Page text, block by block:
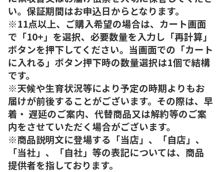
い。保証期間はお申込日からとなります。
※11点以上、ご購入希望の場合は、カート画面
で「10+」を選択、必要数量を入力し「再計算」
ボタンを押下してください。当画面での「カート
に入れる」ボタン押下時の数量選択は1個で結構
です。
※天候や生育状況等により予定の時期よりもお
届けが前後することがございます。その際は、早
着・ 遅延のご案内、代替商品又は解約等のご案
内をさせていただく場合がございます。
※商品説明文に登場する「当店」、「自店」、
「当社」、「自社」等の表記については、商品
提供者を指しております。